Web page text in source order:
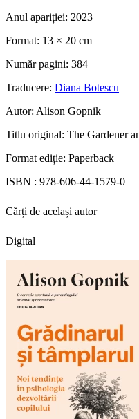
Anul apariției: 2023
Format: 13 × 20 cm
Număr pagini: 384
Traducere: Diana Botescu
Autor: Alison Gopnik
Titlu original: The Gardener
Format ediție: Paperback
ISBN : 978-606-44-1579-0
Cărți de același autor
Digital